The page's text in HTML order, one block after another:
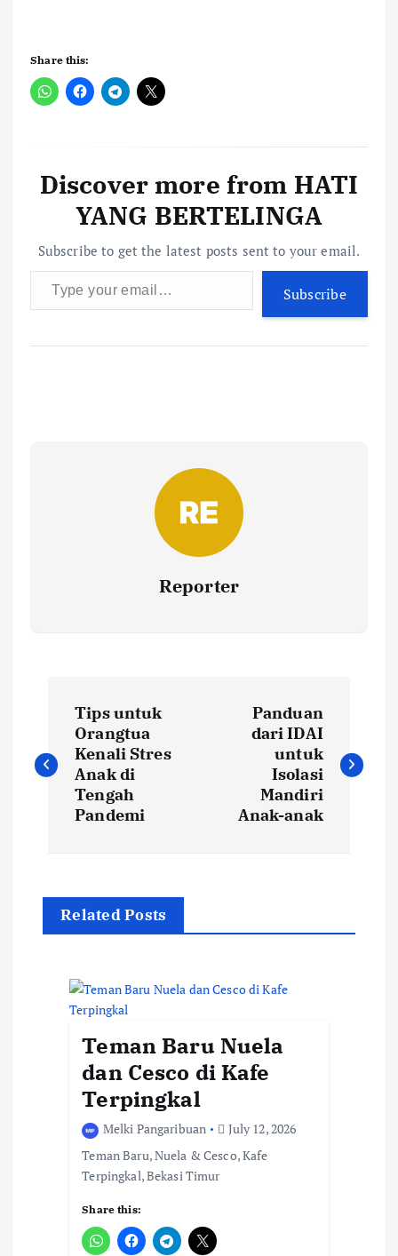
Share this:
Discover more from HATI
YANG BERTELINGA
Subscribe to get the latest posts sent to your email.
Type your email…
Subscribe
Reporter
s
v
Tips untuk
Orangtua
Kenali Stres
Anak di
Tengah
Pandemi
Panduan
dari IDAI
untuk
Isolasi
Mandiri
Anak-anak
Related Posts
Teman Baru Nuela
dan Cesco di Kafe
Terpingkal
Melki Pangaribuan
July 12, 2026
Teman Baru, Nuela & Cesco, Kafe
Terpingkal, Bekasi Timur
Share this: